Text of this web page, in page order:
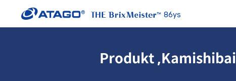
86ys
Produkt